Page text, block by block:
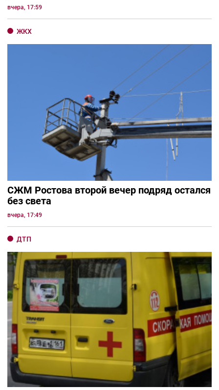
вчера, 17:59
ЖКХ
СЖМ Ростова второй вечер подряд остался
без света
вчера, 17:49
ДТП